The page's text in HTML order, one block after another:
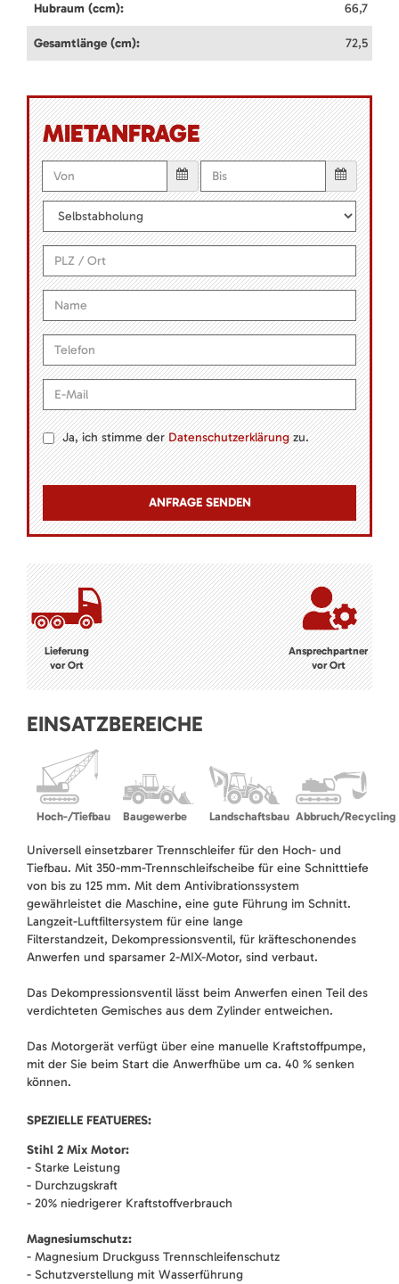
Hubraum (ccm): 66,7
Gesamtlänge (cm): 72,5
MIETANFRAGE
Ja, ich stimme derDatenschutzerklärungzu.
Lieferung
vor Ort
Ansprechpartner
vor Ort
EINSATZBEREICHE
Hoch-/Tiefbau Baugewerbe Landschaftsbau Abbruch/Recycling
Universell einsetzbarer Trennschleifer für den Hoch- und
Tiefbau. Mit 350-mm-Trennschleifscheibe für eine Schnitttiefe
von bis zu 125 mm. Mit dem Antivibrationssystem
gewährleistet die Maschine, eine gute Führung im Schnitt.
Langzeit-Luftfiltersystem für eine lange
Filterstandzeit, Dekompressionsventil, für kräfteschonendes
Anwerfen und sparsamer 2-MIX-Motor, sind verbaut.
Das Dekompressionsventil lässt beim Anwerfen einen Teil des
verdichteten Gemisches aus dem Zylinder entweichen.
Das Motorgerät verfügt über eine manuelle Kraftstoffpumpe,
mit der Sie beim Start die Anwerfhübe um ca. 40 % senken
können.
SPEZIELLE FEATUERES:
Stihl 2 Mix Motor:
- Starke Leistung
- Durchzugskraft
- 20% niedrigerer Kraftstoffverbrauch
Magnesiumschutz:
- Magnesium Druckguss Trennschleifenschutz
- Schutzverstellung mit Wasserführung